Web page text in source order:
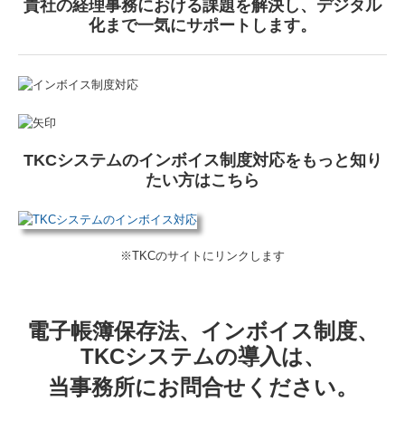
貴社の経理事務における課題を解決し、デジタル
化まで一気にサポートします。
TKCシステムのインボイス制度対応をもっと知り
たい方はこちら
※TKCのサイトにリンクします
電子帳簿保存法、インボイス制度、
TKCシステムの導入は、
当事務所にお問合せください。